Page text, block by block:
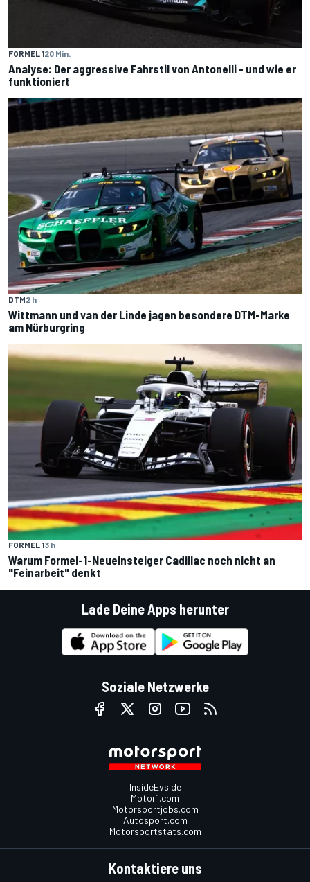
FORMEL 120 Min.
Analyse: Der aggressive Fahrstil von Antonelli - und wie er
funktioniert
DTM2 h
Wittmann und van der Linde jagen besondere DTM-Marke
am Nürburgring
FORMEL 13 h
Warum Formel-1-Neueinsteiger Cadillac noch nicht an
"Feinarbeit" denkt
Lade Deine Apps herunter
Soziale Netzwerke
InsideEvs.de
Motor1.com
Motorsportjobs.com
Autosport.com
Motorsportstats.com
Kontaktiere uns